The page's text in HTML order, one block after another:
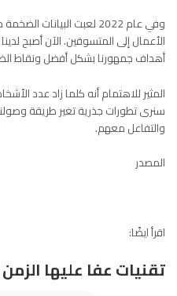
وفي عام 2022 لعبت
الأعمال إلى المتسوقين. الآن أصبح
أهداف جمهورنا بشكل أفضل ونقاط
المثير للاهتمام أنه كلما زاد عدد
سنرى تطورات جذرية تغير طريقة
والتفاعل معهم.
المصدر
اقرأ ايضًا:
تقنيات عفا عليها الزمن